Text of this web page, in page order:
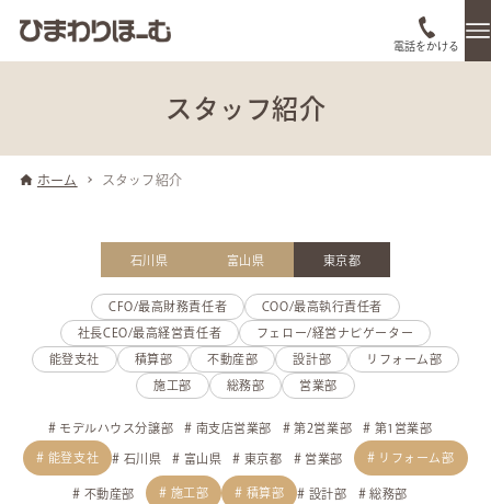
電話をかける
スタッフ紹介
ホーム スタッフ紹介
石川県 富山県 東京都
CFO/最高財務責任者 COO/最高執行責任者
社長CEO/最高経営責任者 フェロー/経営ナビゲーター
能登支社 積算部 不動産部 設計部 リフォーム部
施工部 総務部 営業部
モデルハウス分譲部 南支店営業部 第2営業部 第1営業部
能登支社 石川県 富山県 東京都 営業部 リフォーム部
不動産部 施工部 積算部 設計部 総務部